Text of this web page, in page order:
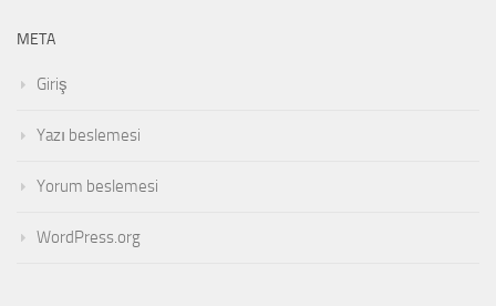
META
Giriş
Yazı beslemesi
Yorum beslemesi
WordPress.org